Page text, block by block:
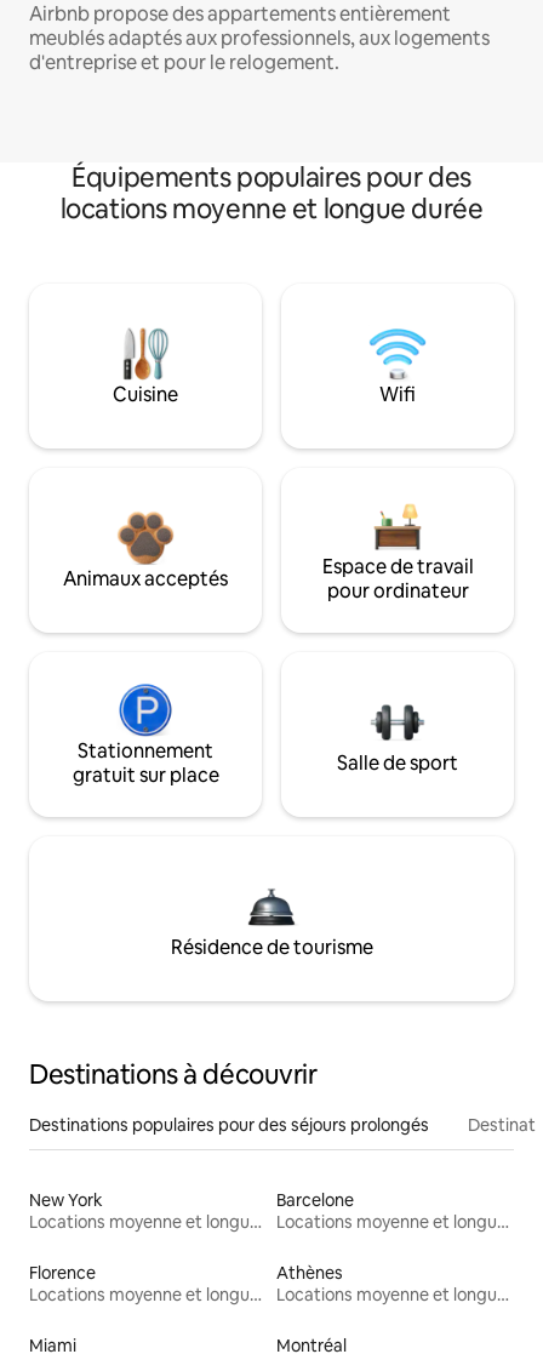
Airbnb propose des appartements entièrement
meublés adaptés aux professionnels, aux logements
d'entreprise et pour le relogement.
Équipements populaires pour des
locations moyenne et longue durée
Cuisine Wifi
Animaux acceptés
Espace de travail
pour ordinateur
Stationnement
gratuit sur place
Salle de sport
Résidence de tourisme
Destinations à découvrir
Destinations populaires pour des séjours prolongés
New York
Locations moyenne et longue durée
Barcelone
Locations moyenne et longue durée
Florence
Locations moyenne et longue durée
Athènes
Locations moyenne et longue durée
Miami Montréal